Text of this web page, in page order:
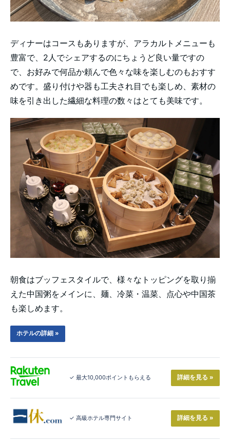
ディナーはコースもありますが、アラカルトメニューも
豊富で、2人でシェアするのにちょうど良い量ですの
で、お好みで何品か頼んで色々な味を楽しむのもおすす
めです。盛り付けや器も工夫され目でも楽しめ、素材の
味を引き出した繊細な料理の数々はとても美味です。
朝食はブッフェスタイルで、様々なトッピングを取り揃
えた中国粥をメインに、麺、冷菜・温菜、点心や中国茶
も楽しめます。
ホテルの詳細 »
✓ 最大10,000ポイントもらえる 詳細を見る »
✓ 高級ホテル専門サイト 詳細を見る »